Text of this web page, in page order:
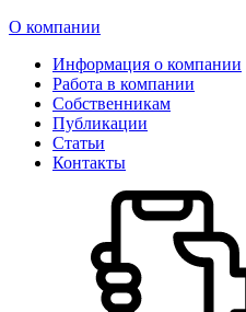
О компании
Информация о компании
Работа в компании
Собственникам
Публикации
Статьи
Контакты